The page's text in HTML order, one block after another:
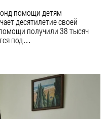
помощи детям
десятилетие своей
получили 38 тысяч
под…